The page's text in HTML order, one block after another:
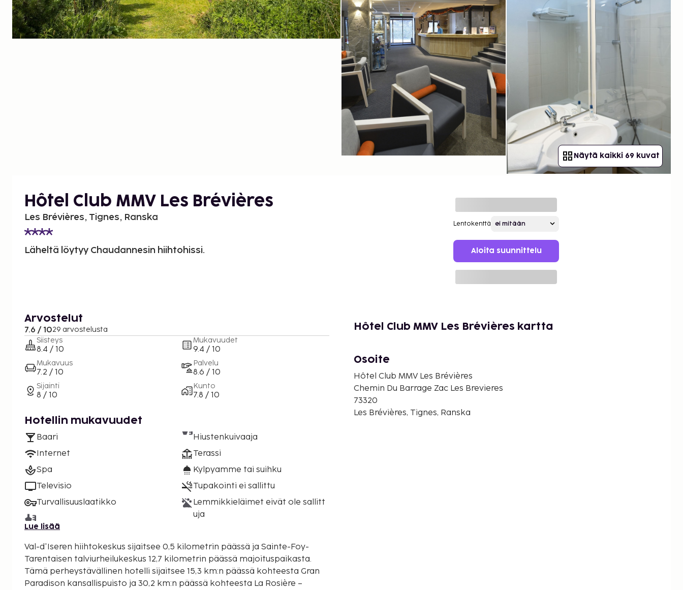
Näytä kaikki 69 kuvat
Hôtel Club MMV Les Brévières
Les Brévières, Tignes, Ranska
Läheltä löytyy Chaudannesin hiihtohissi.
Lentokenttä
Aloita suunnittelu
Arvostelut
7.6 / 1029 arvostelusta
Siisteys
8.4 / 10
Mukavuus
7.2 / 10
Sijainti
8 / 10
Mukavuudet
9.4 / 10
Palvelu
8.6 / 10
Kunto
7.8 / 10
Hotellin mukavuudet
Baari
Internet
Spa
Televisio
Turvallisuuslaatikko
Hiustenkuivaaja
Terassi
Kylpyamme tai suihku
Tupakointi ei sallittu
Lemmikkieläimet eivät ole sallitt
uja
Lue lisää
Val-d'Iseren hiihtokeskus sijaitsee 0,5 kilometrin päässä ja Sainte-Foy-
Tarentaisen talviurheilukeskus 12,7 kilometrin päässä majoituspaikasta.
Tämä perheystävällinen hotelli sijaitsee 15,3 km:n päässä kohteesta Gran
Paradison kansallispuisto ja 30,2 km:n päässä kohteesta La Rosière –
Hôtel Club MMV Les Brévières kartta
Osoite
Hôtel Club MMV Les Brévières
Chemin Du Barrage Zac Les Brevieres
73320
Les Brévières, Tignes, Ranska